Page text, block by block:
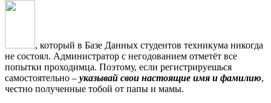
, который в Базе Данных студентов техникума никогда
не состоял. Администратор с негодованием отметёт все
попытки проходимца. Поэтому, если регистрируешься
самостоятельно – указывай свои настоящие имя и фамилию,
честно полученные тобой от папы и мамы.